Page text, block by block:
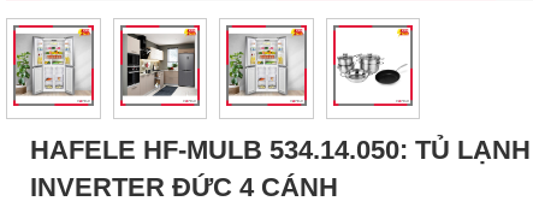
HAFELE HF-MULB 534.14.050: TỦ LẠNH
INVERTER ĐỨC 4 CÁNH